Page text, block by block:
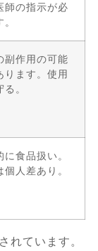
師の指示が必
副作用の可能
ります。使用
。
に食品扱い。
個人差あり。
れています。